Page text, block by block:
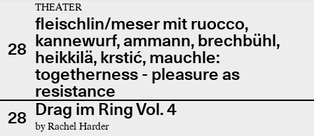
28
THEATER
fleischlin/meser mit ruocco,
kannewurf, ammann, brechbühl,
heikkilä, krstić, mauchle:
togetherness - pleasure as
resistance
28 Drag im Ring Vol. 4
by Rachel Harder